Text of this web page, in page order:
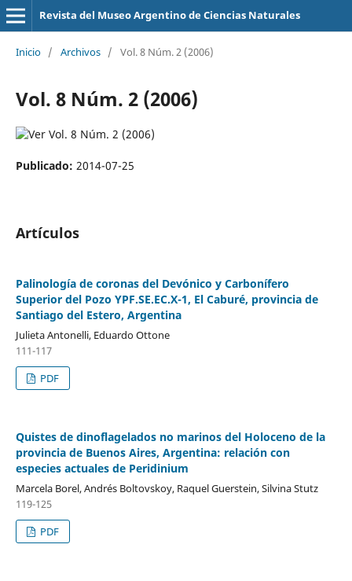
Revista del Museo Argentino de Ciencias Naturales
Inicio / Archivos / Vol. 8 Núm. 2 (2006)
Vol. 8 Núm. 2 (2006)
Publicado: 2014-07-25
Artículos
Palinología de coronas del Devónico y Carbonífero
Superior del Pozo YPF.SE.EC.X-1, El Caburé, provincia de
Santiago del Estero, Argentina
Julieta Antonelli, Eduardo Ottone
111-117
PDF
Quistes de dinoflagelados no marinos del Holoceno de la
provincia de Buenos Aires, Argentina: relación con
especies actuales de Peridinium
Marcela Borel, Andrés Boltovskoy, Raquel Guerstein, Silvina Stutz
119-125
PDF